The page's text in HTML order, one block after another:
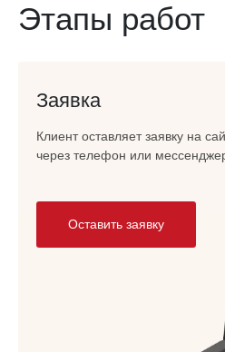
Этапы работ
Заявка
Клиент оставляет заявку на
через телефон или
Оставить заявку